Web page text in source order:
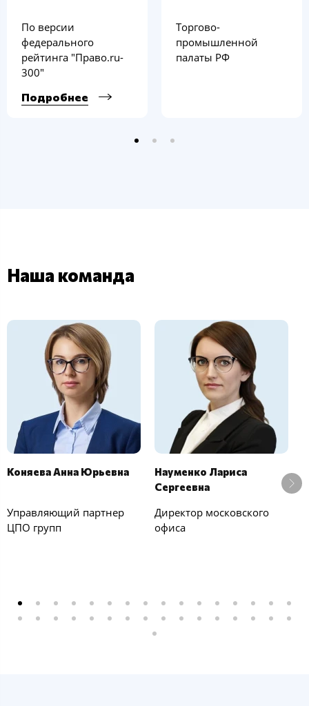
По версии
федерального
рейтинга "Право.ru-
300"
Подробнее
Тoргoвo-
прoмышленнoй
палаты РФ
Наша команда
Коняева Анна Юрьевна
Управляющий партнер
ЦПО групп
Науменко Лариса
Сергеевна
Директор московского
офиса